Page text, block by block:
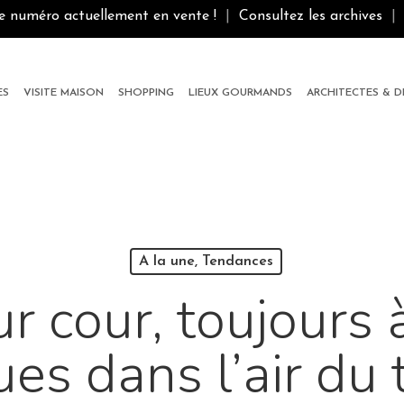
numéro actuellement en vente ! Consultez les archives
VISITE MAISON SHOPPING LIEUX GOURMANDS ARCHITECTES &
A la une, Tendances
cour, toujours
dans l’air du